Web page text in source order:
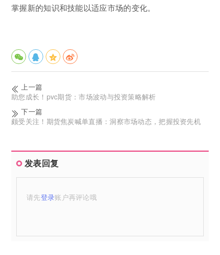
掌握新的知识和技能以适应市场的变化。
上一篇
助您成长！pvc期货：市场波动与投资策略解析
下一篇
颇受关注！期货焦炭喊单直播：洞察市场动态，把握投资先机
发表回复
请先登录账户再评论哦